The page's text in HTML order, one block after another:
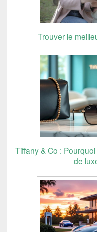
Trouver le
Tiffany & Co :
de